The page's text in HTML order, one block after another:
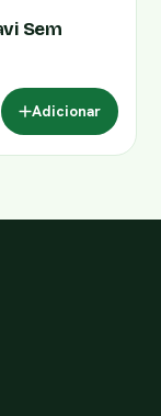
Sem
Adicionar